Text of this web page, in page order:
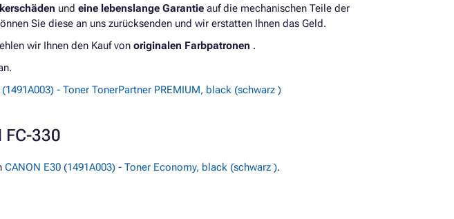
und eine lebenslange Garantie auf die mechanischen Teile der
Sie diese an uns zurücksenden und wir erstatten Ihnen das Geld.
wir Ihnen den Kauf von originalen Farbpatronen .
- Toner TonerPartner PREMIUM, black (schwarz )
FC-330
CANON E30 (1491A003) - Toner Economy, black (schwarz ).